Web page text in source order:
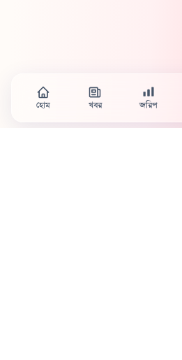
হোম খবর জরিপ